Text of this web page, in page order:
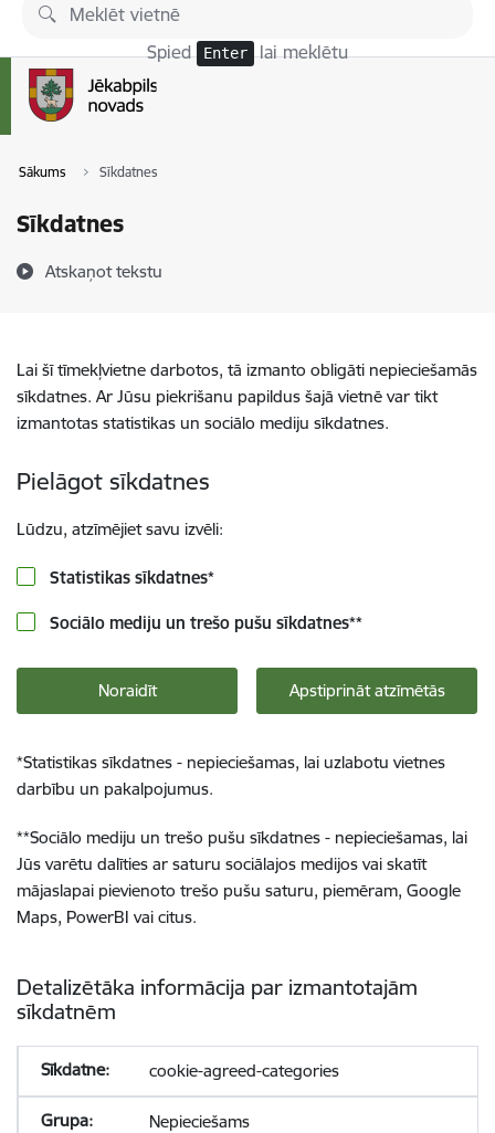
Pāriet uz lapas saturu
Spied Enter lai meklētu
Sākums Sīkdatnes
Sīkdatnes
Atskaņot tekstu
Lai šī tīmekļvietne darbotos, tā izmanto obligāti nepieciešamās
sīkdatnes. Ar Jūsu piekrišanu papildus šajā vietnē var tikt
izmantotas statistikas un sociālo mediju sīkdatnes.
Pielāgot sīkdatnes
Lūdzu, atzīmējiet savu izvēli:
Statistikas sīkdatnes*
Sociālo mediju un trešo pušu sīkdatnes**
Noraidīt Apstiprināt atzīmētās
*Statistikas sīkdatnes - nepieciešamas, lai uzlabotu vietnes
darbību un pakalpojumus.
**Sociālo mediju un trešo pušu sīkdatnes - nepieciešamas, lai
Jūs varētu dalīties ar saturu sociālajos medijos vai skatīt
mājaslapai pievienoto trešo pušu saturu, piemēram, Google
Maps, PowerBI vai citus.
Detalizētāka informācija par izmantotajām
sīkdatnēm
cookie-agreed-categories
Nepieciešams